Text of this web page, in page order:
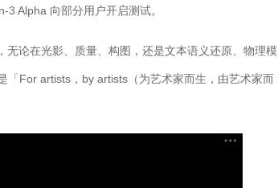
Alpha 向部分用户开启测试。
论在光影、质量、构图，还是文本语义还原、物理模
「For artists，by artists（为艺术家而生，由艺术家而